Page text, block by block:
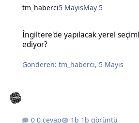
tm_haberci5 MayısMay 5
İngiltere'de yapılacak yerel
ediyor?
Gönderen:tm_haberci, 5 Mayıs
0 cevap 1b görüntü